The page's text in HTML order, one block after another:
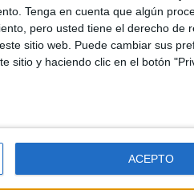
Tenga en cuenta que algún
pero usted tiene el derecho de
sitio web. Puede cambiar sus
sitio y haciendo clic en el botón
ACEPTO
una alternativa.
el pueblo de Ceuta
nos une a todos y